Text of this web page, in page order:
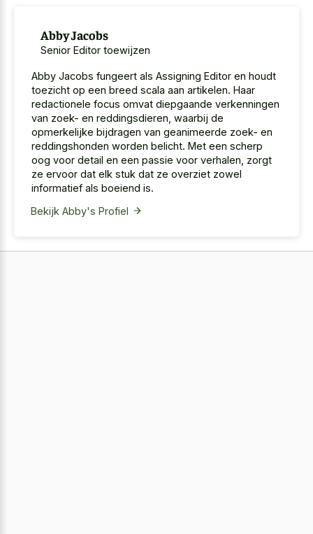
Abby Jacobs
Senior Editor toewijzen
Abby Jacobs fungeert als Assigning Editor en houdt
toezicht op een breed scala aan artikelen. Haar
redactionele focus omvat diepgaande verkenningen
van zoek- en reddingsdieren, waarbij de
opmerkelijke bijdragen van geanimeerde zoek- en
reddingshonden worden belicht. Met een scherp
oog voor detail en een passie voor verhalen, zorgt
ze ervoor dat elk stuk dat ze overziet zowel
informatief als boeiend is.
Bekijk Abby's Profiel